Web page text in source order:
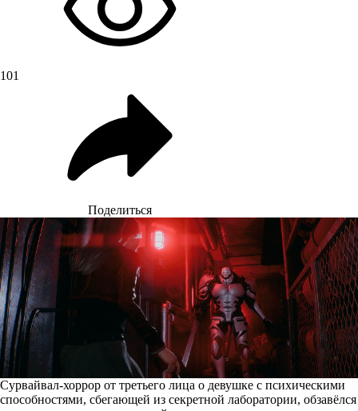
101
Поделиться
Сурвайвал-хоррор от третьего лица о девушке с психическими
способностями, сбегающей из секретной лаборатории, обзавёлся